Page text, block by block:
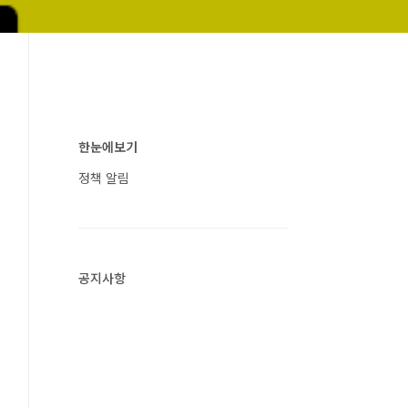
한눈에보기
정책 알림
공지사항